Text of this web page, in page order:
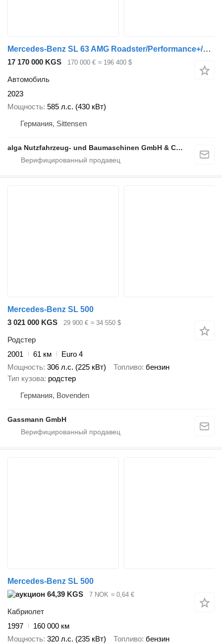
Mercedes-Benz SL 63 AMG Roadster/Performance+/4Matic/Carbon
17 170 000 KGS 170 000 € ≈ 196 400 $
Автомобиль
2023
Мощность 585 л.с. (430 кВт)
Германия, Sittensen
alga Nutzfahrzeug- und Baumaschinen GmbH & Co. KG
Mercedes-Benz SL 500
3 021 000 KGS
29 900 € ≈ 34 550 $
Родстер
2001
61 км
Euro 4
Мощность 306 л.с. (225 кВт) Топливо бензин
Тип кузова родстер
Германия, Bovenden
Gassmann GmbH
Mercedes-Benz SL 500
64,39 KGS
7 NOK ≈ 0,64 €
Кабриолет
1997
160 000 км
Мощность 320 л.с. (235 кВт) Топливо бензин